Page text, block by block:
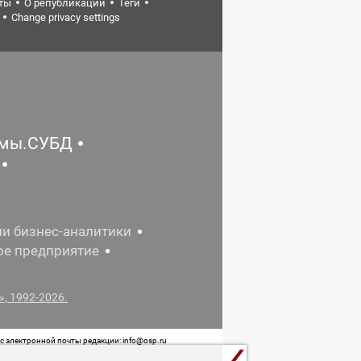
О републикации
Теги
Change privacy settings
бизнес-аналитики
предприятие
1992-2026.
почты редакции: info@osp.ru